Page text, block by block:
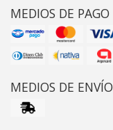
MEDIOS DE PAGO
MEDIOS DE ENVÍO